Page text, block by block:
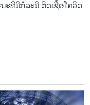
ະທີ່ມີກໍລະນີ ຕິດເຊື້ອໂຄວິດ